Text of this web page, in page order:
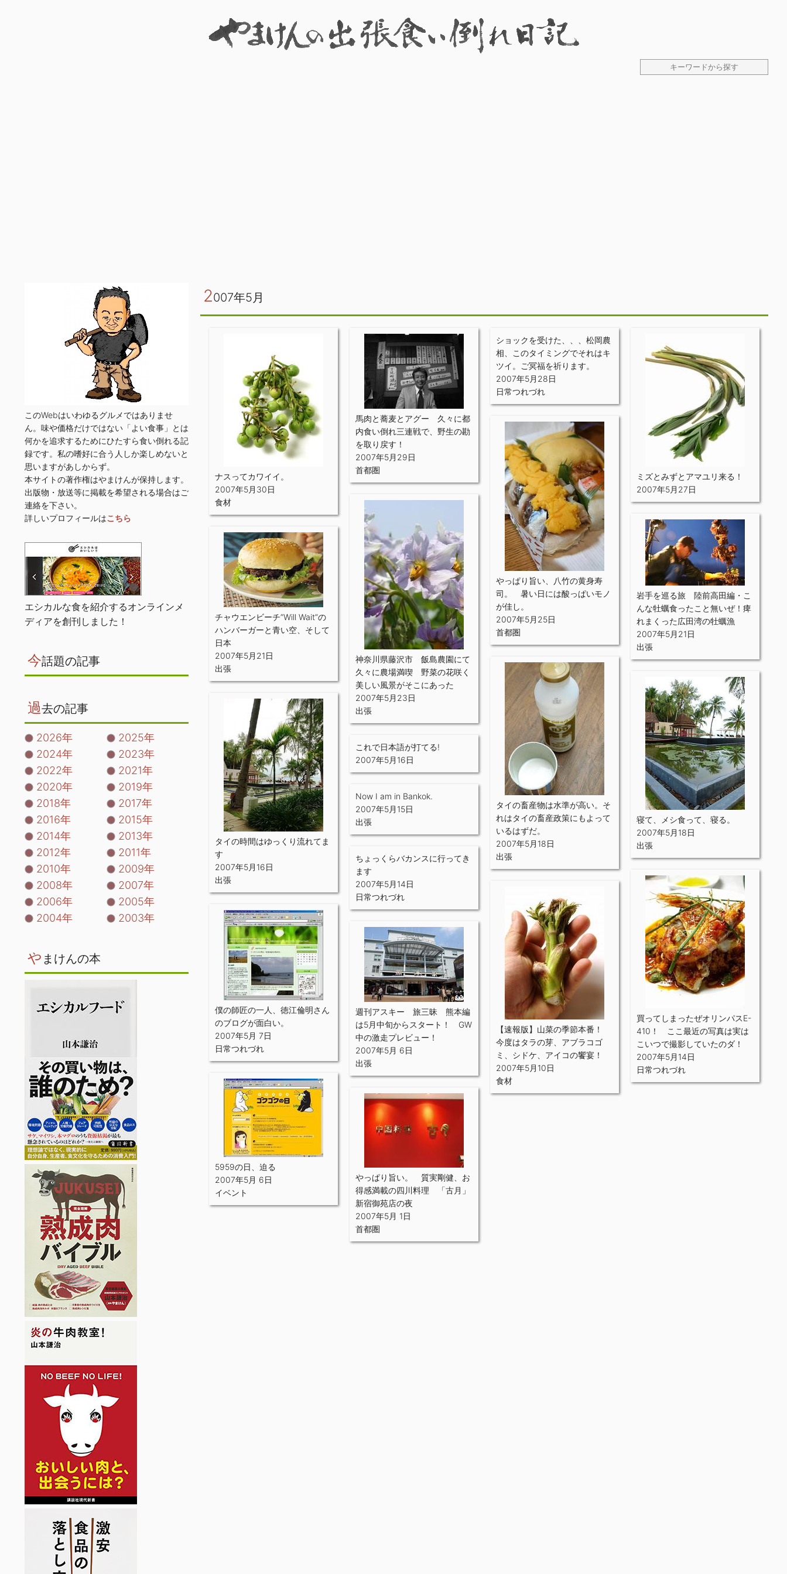
2007年5月
ナスってカワイイ。
2007年5月30日
食材
馬肉と蕎麦とアグー 久々に都
内食い倒れ三連戦で、野生の勘
を取り戻す！
2007年5月29日
首都圏
ショックを受けた、、、松岡農
相、このタイミングでそれはキ
ツイ。ご冥福を祈ります。
2007年5月28日
日常つれづれ
ミズとみずとアマユリ来る！
2007年5月27日
やっぱり旨い、八竹の黄身寿
司。 暑い日には酸っぱいモノ
が佳し。
2007年5月25日
首都圏
神奈川県藤沢市 飯島農園にて
久々に農場満喫 野菜の花咲く
美しい風景がそこにあった
2007年5月23日
出張
岩手を巡る旅 陸前高田編・こ
んな牡蠣食ったこと無いぜ！痺
れまくった広田湾の牡蠣漁
2007年5月21日
出張
チャウエンビーチ”Will Wait”の
ハンバーガーと青い空、そして
日本
2007年5月21日
出張
タイの畜産物は水準が高い。そ
れはタイの畜産政策にもよって
いるはずだ。
2007年5月18日
出張
寝て、メシ食って、寝る。
2007年5月18日
出張
タイの時間はゆっくり流れてま
す
2007年5月16日
出張
これで日本語が打てる!
2007年5月16日
Now I am in Bankok.
2007年5月15日
出張
ちょっくらバカンスに行ってき
ます
2007年5月14日
日常つれづれ
買ってしまったぜオリンパスE-
410！ ここ最近の写真は実は
こいつで撮影していたのダ！
2007年5月14日
日常つれづれ
【速報版】山菜の季節本番！
今度はタラの芽、アブラコゴ
ミ、シドケ、アイコの饗宴！
2007年5月10日
食材
僕の師匠の一人、徳江倫明さん
のブログが面白い。
2007年5月 7日
日常つれづれ
週刊アスキー 旅三昧 熊本編
は5月中旬からスタート！ GW
中の激走プレビュー！
2007年5月 6日
出張
5959の日、迫る
2007年5月 6日
イベント
やっぱり旨い。 質実剛健、お
得感満載の四川料理 「古月」
新宿御苑店の夜
2007年5月 1日
首都圏
このWebはいわゆるグルメではありませ
ん。味や価格だけではない「よい食事」とは
何かを追求するためにひたすら食い倒れる記
録です。私の嗜好に合う人しか楽しめないと
思いますがあしからず。
本サイトの著作権はやまけんが保持します。
出版物・放送等に掲載を希望される場合はご
連絡を下さい。
詳しいプロフィールはこちら
エシカルな食を紹介するオンラインメ
ディアを創刊しました！
今話題の記事
過去の記事
2026年
2025年
2024年
2023年
2022年
2021年
2020年
2019年
2018年
2017年
2016年
2015年
2014年
2013年
2012年
2011年
2010年
2009年
2008年
2007年
2006年
2005年
2004年
2003年
や まけんの本